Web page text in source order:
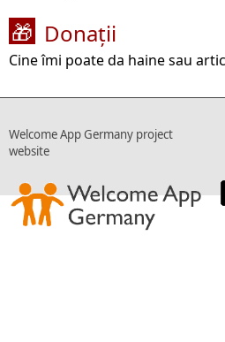
🎁 Donații
Cine îmi poate da haine sau
Welcome App Germany project
website